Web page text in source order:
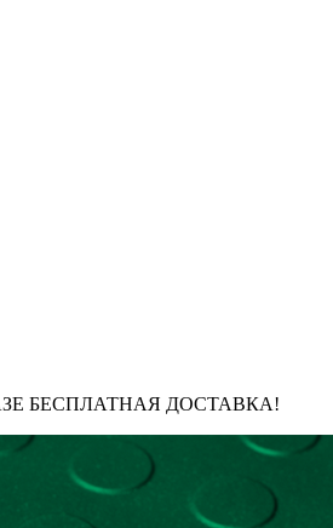
БЕСПЛАТНАЯ ДОСТАВКА!